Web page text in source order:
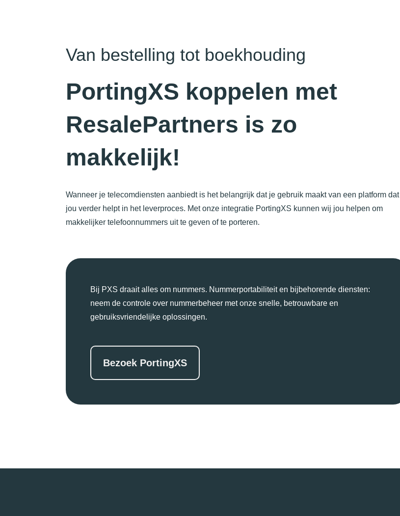
Van bestelling tot boekhouding
PortingXS koppelen met
ResalePartners is zo
makkelijk!
Wanneer je telecomdiensten aanbiedt is het belangrijk dat je gebruik maakt van een platform dat
jou verder helpt in het leverproces. Met onze integratie PortingXS kunnen wij jou helpen om
makkelijker telefoonnummers uit te geven of te porteren.
Bij PXS draait alles om nummers. Nummerportabiliteit en bijbehorende diensten:
neem de controle over nummerbeheer met onze snelle, betrouwbare en
gebruiksvriendelijke oplossingen.
Bezoek PortingXS